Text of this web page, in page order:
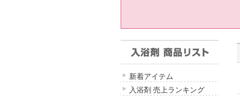
新着アイテム
入浴剤 売上ランキング